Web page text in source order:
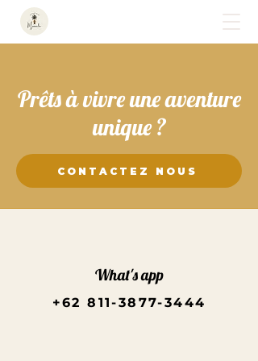
Prêts à vivre une aventure
unique ?
CONTACTEZ NOUS
What's app
+62 811-3877-3444